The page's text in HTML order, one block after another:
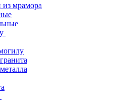
мрамора